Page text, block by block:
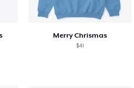
Merry Chrismas
$41